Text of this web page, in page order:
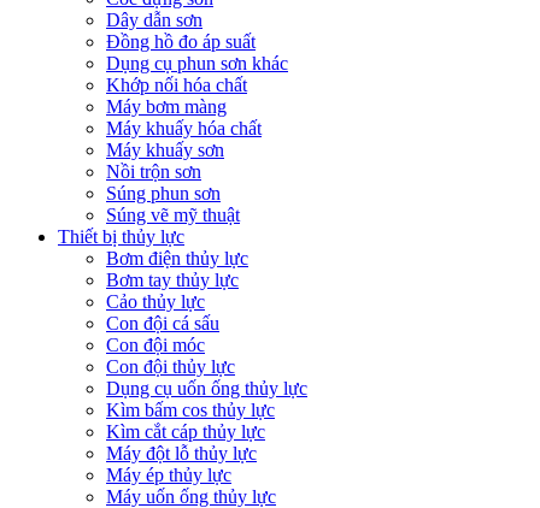
Dây dẫn sơn
Đồng hồ đo áp suất
Dụng cụ phun sơn khác
Khớp nối hóa chất
Máy bơm màng
Máy khuấy hóa chất
Máy khuấy sơn
Nồi trộn sơn
Súng phun sơn
Súng vẽ mỹ thuật
Thiết bị thủy lực
Bơm điện thủy lực
Bơm tay thủy lực
Cảo thủy lực
Con đội cá sấu
Con đội móc
Con đội thủy lực
Dụng cụ uốn ống thủy lực
Kìm bấm cos thủy lực
Kìm cắt cáp thủy lực
Máy đột lỗ thủy lực
Máy ép thủy lực
Máy uốn ống thủy lực